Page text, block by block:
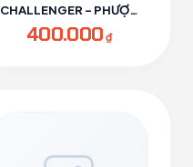
CHALLENGER - PHƯỢT
4P
400.000₫